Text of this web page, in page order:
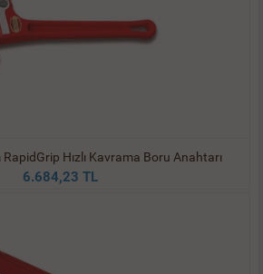
Hızlı Kavrama Boru Anahtarı
6.684,23 TL